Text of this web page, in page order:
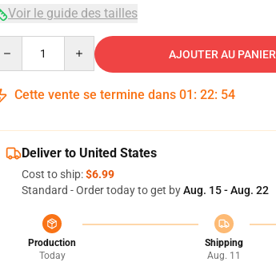
Voir le guide des tailles
AJOUTER AU PANIER
Cette vente se termine dans 01 : 22: 53
Deliver to United States
Cost to ship:$6.99
Standard - Order today to get byAug. 15 - Aug. 22
Production
Today
Shipping
Aug. 11